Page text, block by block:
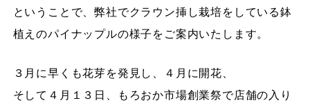
ということで、弊社でクラウン挿し栽培をしている鉢
植えのパイナップルの様子をご案内いたします。
３月に早くも花芽を発見し、４月に開花、
そして４月１３日、もろおか市場創業祭で店舗の入り